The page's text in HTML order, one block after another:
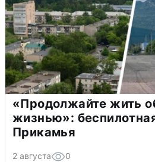
«Продолжайте жить
жизнью»:
Прикамья
2 августа 0